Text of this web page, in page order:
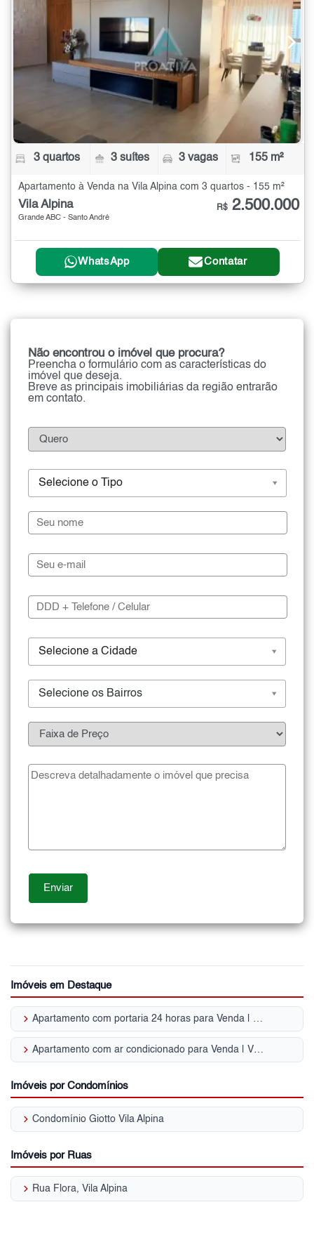
3 quartos 3 suítes 3 vagas 155 m²
Apartamento à Venda na Vila Alpina com 3 quartos - 155 m²
Vila Alpina
Grande ABC - Santo André
R$ 2.500.000
WhatsApp Contatar
Não encontrou o imóvel que procura?
Preencha o formulário com as características do
imóvel que deseja.
Breve as principais imobiliárias da região entrarão
em contato.
Selecione o Tipo
Selecione a Cidade
Selecione os Bairros
Imóveis em Destaque
keyboard_arrow_right Apartamento com portaria 24 horas para Venda | Vila Alpina
keyboard_arrow_right Apartamento com ar condicionado para Venda | Vila Alpina
Imóveis por Condomínios
keyboard_arrow_right Condomínio Giotto Vila Alpina
Imóveis por Ruas
keyboard_arrow_right Rua Flora, Vila Alpina